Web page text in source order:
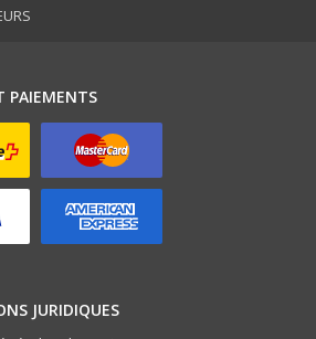
PAIEMENTS
JURIDIQUES